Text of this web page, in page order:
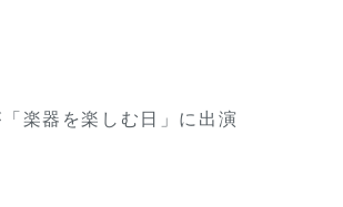
楽器を楽しむ日」に出演